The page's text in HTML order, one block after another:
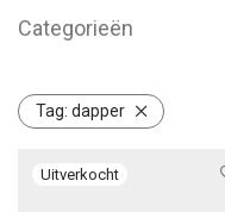
Categorieën
Tag: dapper